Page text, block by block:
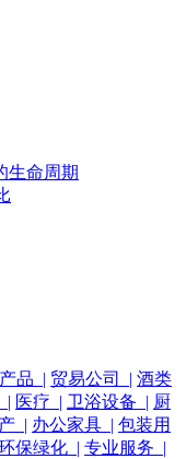
生命周期
品 | 贸易公司 | 酒类
| 医疗 | 卫浴设备 | 厨
| 办公家具 | 包装用
保绿化 | 专业服务 |